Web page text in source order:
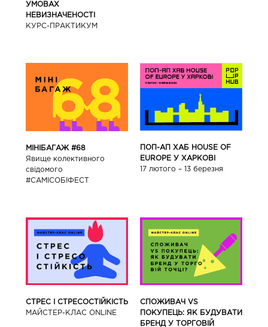
УМОВАХ
НЕВИЗНАЧЕНОСТІ
КУРС-ПРАКТИКУМ
МІНІБАГАЖ #68
Явище колективного
свідомого
#САМІСОБІФЕСТ
ПОП-АП ХАБ HOUSE OF
EUROPE У ХАРКОВІ
17 лютого – 13 березня
СТРЕС І СТРЕСОСТІЙКІСТЬ
МАЙСТЕР-КЛАС ONLINE
СПОЖИВАЧ VS
ПОКУПЕЦЬ: ЯК БУДУВАТИ
БРЕНД У ТОРГОВІЙ